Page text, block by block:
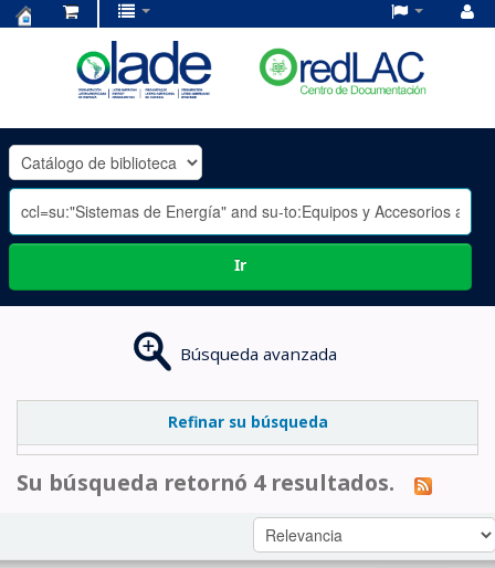
OLADE
-
Ir
Búsqueda avanzada
Refinar su búsqueda
Su búsqueda retornó 4 resultados.